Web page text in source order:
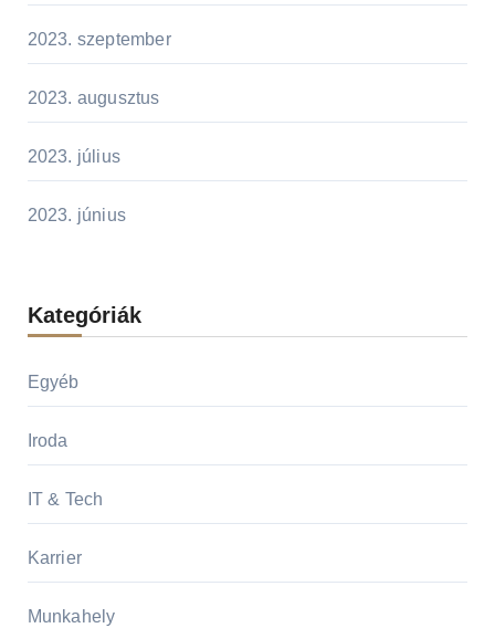
2023. szeptember
2023. augusztus
2023. július
2023. június
Kategóriák
Egyéb
Iroda
IT & Tech
Karrier
Munkahely